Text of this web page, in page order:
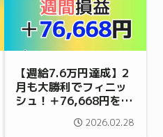
【週給7.6万円達成】2
月も大勝利でフィニッ
シュ！＋76,668円を叩
き出したEA運用実績
（2/23〜2/27）2026.02.28